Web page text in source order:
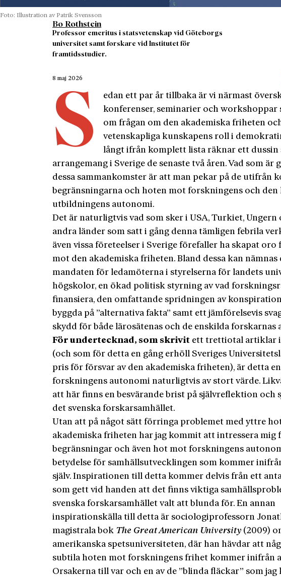
Foto: Illustration av Patrik Svensson
Bo Rothstein
Professor emeritus i statsvetenskap vid Göteborgs
universitet samt forskare vid Institutet för
framtidsstudier.
8 maj 2026
S
edan ett par år tillbaka är vi närmast
konferenser, seminarier och workshoppar
om frågan om den akademiska friheten
vetenskapliga kunskapens roll i
långt ifrån komplett lista räknar ett dussin
arrangemang i Sverige de senaste två åren. Vad som är
dessa sammankomster är att man pekar på de utifrån
begränsningarna och hoten mot forskningens och den
utbildningens autonomi.
Det är naturligtvis vad som sker i USA, Turkiet, Ungern
andra länder som satt i gång denna tämligen febrila
även vissa företeelser i Sverige förefaller ha skapat
mot den akademiska friheten. Bland dessa kan
mandaten för ledamöterna i styrelserna för landets
högskolor, en ökad politisk styrning av vad
finansiera, den omfattande spridningen av
byggda på ”alternativa fakta” samt ett jämförelsevis
skydd för både lärosätenas och de enskilda forskarnas
För undertecknad, som skrivit ett trettiotal artiklar i
(och som för detta en gång erhöll Sveriges
pris för försvar av den akademiska friheten), är detta
forskningens autonomi naturligtvis av stort värde.
att här finns en besvärande brist på självreflektion och
det svenska forskarsamhället.
Utan att på något sätt förringa problemet med yttre
akademiska friheten har jag kommit att intressera mig
begränsningar och även hot mot forskningens
betydelse för samhällsutvecklingen som kommer
själv. Inspirationen till detta kommer delvis från ett
som gett vid handen att det finns viktiga
svenska forskarsamhället valt att blunda för. En annan
inspirationskälla till detta är sociologiprofessorn
magistrala bok The Great American University (2009)
amerikanska spetsuniversiteten, där han hävdar att
subtila hoten mot forskningens frihet kommer inifrån
Orsakerna till var och en av de ”blinda fläckar” som